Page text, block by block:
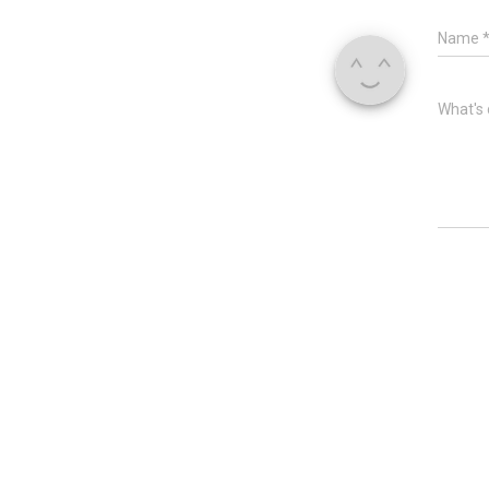
Name *
What's